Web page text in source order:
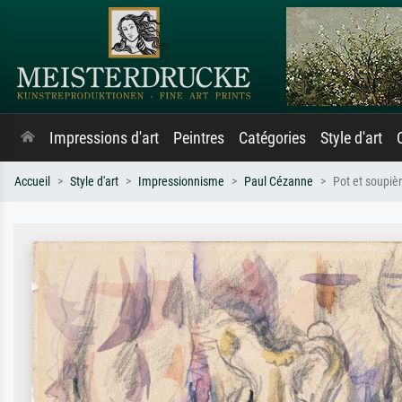
Impressions d'art Peintres Catégories Style d'art
Accueil Style d'art Impressionnisme Paul Cézanne Pot et